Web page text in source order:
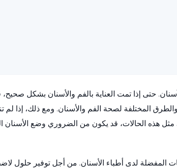
حتى إذا تمت العناية بالفم والأسنان بشكل صحيح،
المختلفة لصحة الفم والأسنان. ومع ذلك، إذا لم
هذه الحالات، قد يكون من الضروري وضع الأسنان
لدى أطباء الأسنان. من أجل توفير حلول